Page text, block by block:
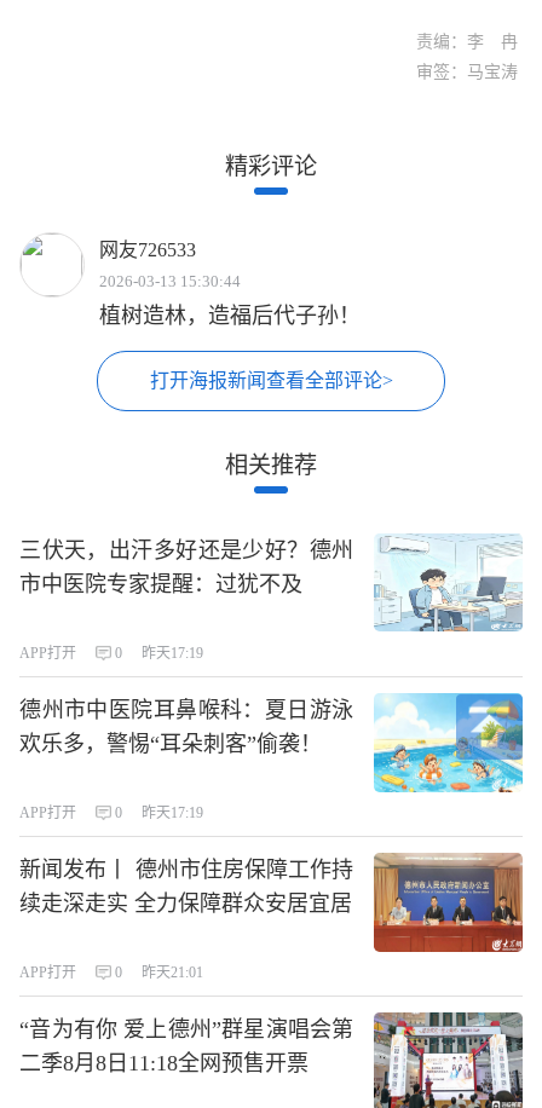
责编：李 冉
审签：马宝涛
精彩评论
网友726533
2026-03-13 15:30:44
植树造林，造福后代子孙！
打开海报新闻查看全部评论>
相关推荐
三伏天，出汗多好还是少好？德州
市中医院专家提醒：过犹不及
APP打开 0 昨天17:19
德州市中医院耳鼻喉科：夏日游泳
欢乐多，警惕“耳朵刺客”偷袭！
APP打开 0 昨天17:19
新闻发布丨 德州市住房保障工作持
续走深走实 全力保障群众安居宜居
APP打开 0 昨天21:01
“音为有你 爱上德州”群星演唱会第
二季8月8日11:18全网预售开票